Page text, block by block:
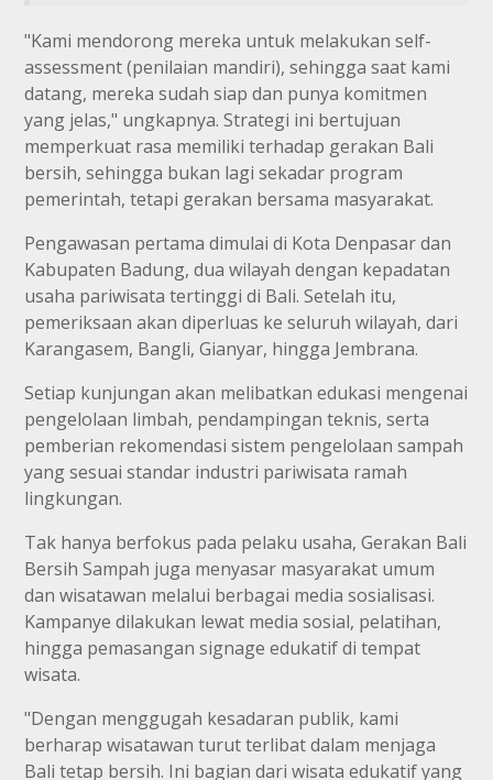
"Kami mendorong mereka untuk melakukan self-
assessment (penilaian mandiri), sehingga saat kami
datang, mereka sudah siap dan punya komitmen
yang jelas," ungkapnya. Strategi ini bertujuan
memperkuat rasa memiliki terhadap gerakan Bali
bersih, sehingga bukan lagi sekadar program
pemerintah, tetapi gerakan bersama masyarakat.
Pengawasan pertama dimulai di Kota Denpasar dan
Kabupaten Badung, dua wilayah dengan kepadatan
usaha pariwisata tertinggi di Bali. Setelah itu,
pemeriksaan akan diperluas ke seluruh wilayah, dari
Karangasem, Bangli, Gianyar, hingga Jembrana.
Setiap kunjungan akan melibatkan edukasi mengenai
pengelolaan limbah, pendampingan teknis, serta
pemberian rekomendasi sistem pengelolaan sampah
yang sesuai standar industri pariwisata ramah
lingkungan.
Tak hanya berfokus pada pelaku usaha, Gerakan Bali
Bersih Sampah juga menyasar masyarakat umum
dan wisatawan melalui berbagai media sosialisasi.
Kampanye dilakukan lewat media sosial, pelatihan,
hingga pemasangan signage edukatif di tempat
wisata.
"Dengan menggugah kesadaran publik, kami
berharap wisatawan turut terlibat dalam menjaga
Bali tetap bersih. Ini bagian dari wisata edukatif yang